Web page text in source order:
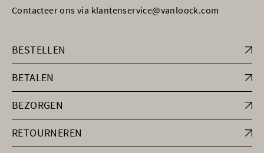
Contacteer ons via klantenservice@vanloock.com
BESTELLEN
BETALEN
BEZORGEN
RETOURNEREN